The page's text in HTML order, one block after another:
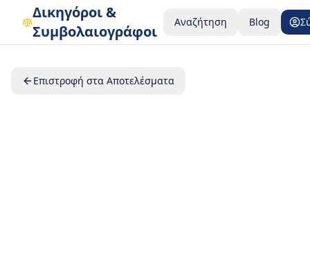
Δικηγόροι &
Συμβολαιογράφοι
Αναζήτηση Blog
Επιστροφή στα Αποτελέσματα